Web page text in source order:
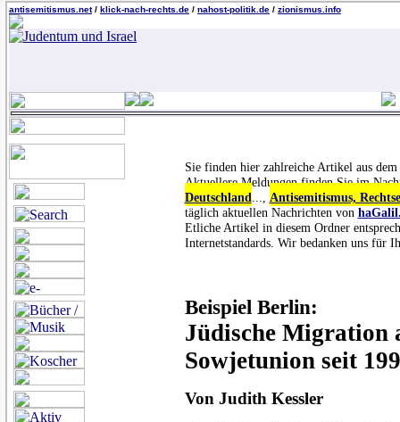
antisemitismus.net/ klick-nach-rechts.de / nahost-politik.de / zionismus.info
Sie finden hier zahlreiche Artikel aus
Aktuellere Meldungen finden Sie im
Deutschland
Antisemitismus,
täglich aktuellen Nachrichten von
Etliche Artikel in diesem Ordner
Internetstandards. Wir bedanken uns für
Beispiel Berlin:
Jüdische Migration
Sowjetunion seit
Von Judith Kessler